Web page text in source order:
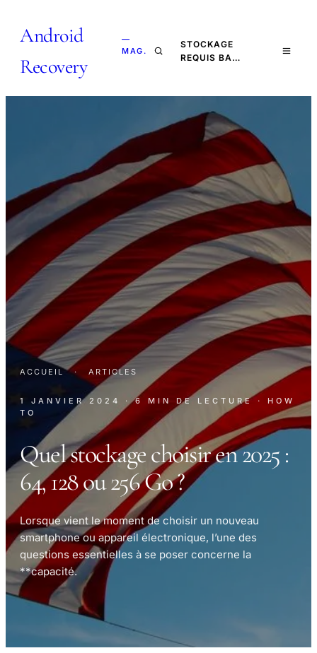
Android
Recovery
—
MAG.
STOCKAGE
REQUIS BA…
ACCUEIL · ARTICLES
1 JANVIER 2024 · 6 MIN DE LECTURE · HOW
TO
Quel stockage choisir en 2025 :
64, 128 ou 256 Go ?
Lorsque vient le moment de choisir un nouveau
smartphone ou appareil électronique, l’une des
questions essentielles à se poser concerne la
**capacité.